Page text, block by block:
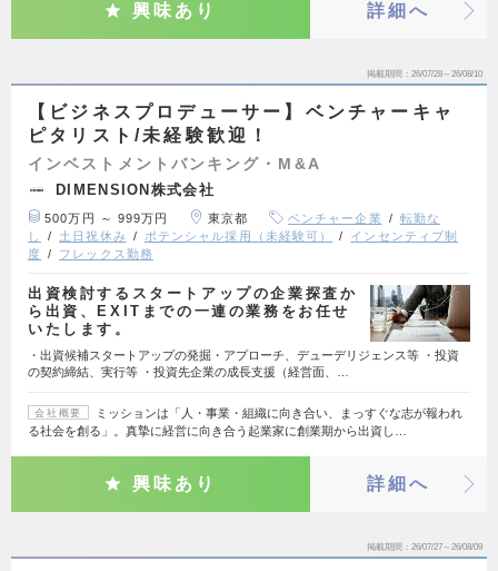
興味あり 詳細へ
掲載期間 26/07/28～26/08/10
【ビジネスプロデューサー】ベンチャーキャ
ピタリスト/未経験歓迎！
インベストメントバンキング・M&A
DIMENSION株式会社
500万円 ～ 999万円 東京都 ベンチャー企業
転勤な
し
土日祝休み ポテンシャル採用（未経験可）
インセンティブ制
度
フレックス勤務
出資検討するスタートアップの企業探査か
ら出資、EXITまでの一連の業務をお任せ
いたします。
・出資候補スタートアップの発掘・アプローチ、デューデリジェンス等 ・投資
の契約締結、実行等 ・投資先企業の成長支援（経営面、…
会社概要
ミッションは「人・事業・組織に向き合い、まっすぐな志が報われ
る社会を創る」。真摯に経営に向き合う起業家に創業期から出資し…
興味あり 詳細へ
掲載期間 26/07/27～26/08/09